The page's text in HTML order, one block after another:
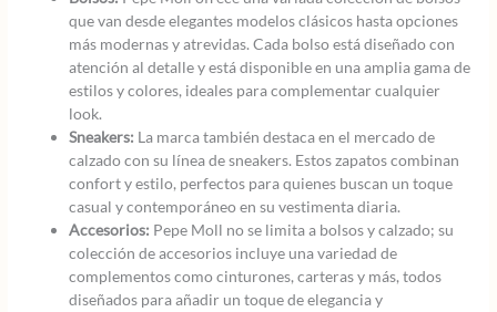
que van desde elegantes modelos clásicos hasta opciones
más modernas y atrevidas. Cada bolso está diseñado con
atención al detalle y está disponible en una amplia gama de
estilos y colores, ideales para complementar cualquier
look.
Sneakers: La marca también destaca en el mercado de
calzado con su línea de sneakers. Estos zapatos combinan
confort y estilo, perfectos para quienes buscan un toque
casual y contemporáneo en su vestimenta diaria.
Accesorios: Pepe Moll no se limita a bolsos y calzado; su
colección de accesorios incluye una variedad de
complementos como cinturones, carteras y más, todos
diseñados para añadir un toque de elegancia y